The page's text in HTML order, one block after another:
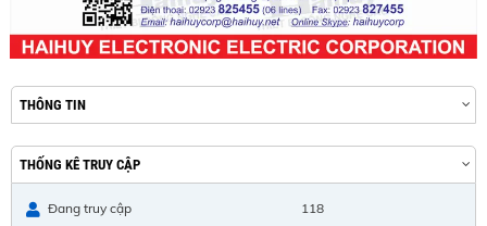
THÔNG TIN
THỐNG KÊ TRUY CẬP
Đang truy cập
118